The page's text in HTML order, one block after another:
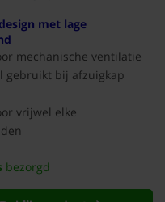
met lage
mechanische ventilatie
gebruikt bij afzuigkap
vrijwel elke
bezorgd